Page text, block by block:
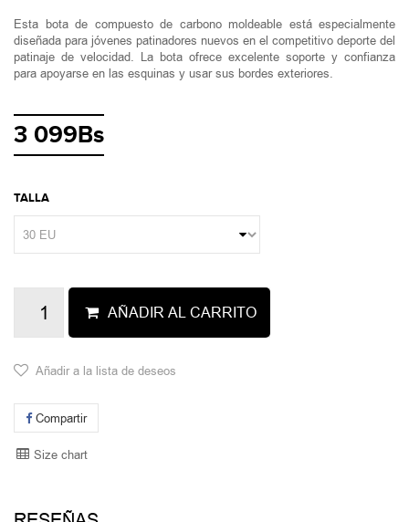
Esta bota de compuesto de carbono moldeable está especialmente
diseñada para jóvenes patinadores nuevos en el competitivo deporte del
patinaje de velocidad. La bota ofrece excelente soporte y confianza
para apoyarse en las esquinas y usar sus bordes exteriores.
3 099Bs
TALLA
AÑADIR AL CARRITO
Añadir a la lista de deseos
Compartir
Size chart